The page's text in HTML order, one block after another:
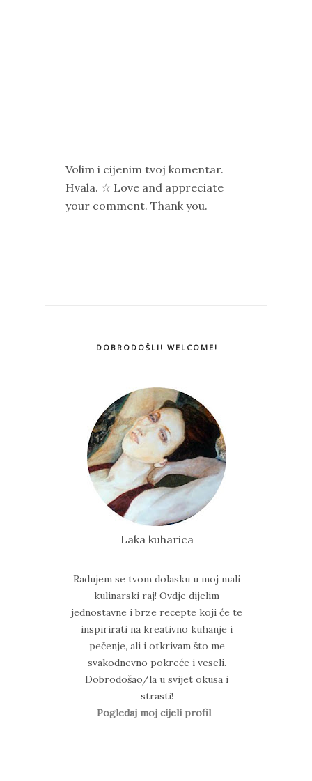
Volim i cijenim tvoj komentar.
Hvala. ☆ Love and appreciate
your comment. Thank you.
DOBRODOŠLI! WELCOME!
Laka kuharica
Radujem se tvom dolasku u moj mali
kulinarski raj! Ovdje dijelim
jednostavne i brze recepte koji će te
inspirirati na kreativno kuhanje i
pečenje, ali i otkrivam što me
svakodnevno pokreće i veseli.
Dobrodošao/la u svijet okusa i
strasti!
Pogledaj moj cijeli profil